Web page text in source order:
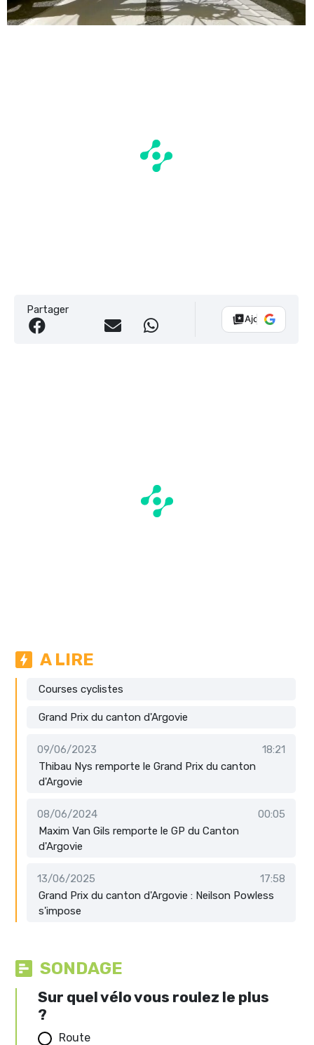
Partager
Ajouter Vélo
A LIRE
Courses cyclistes
Grand Prix du canton d'Argovie
09/06/2023
18:21
Thibau Nys remporte le Grand Prix du canton
d'Argovie
08/06/2024
00:05
Maxim Van Gils remporte le GP du Canton
d'Argovie
13/06/2025
17:58
Grand Prix du canton d'Argovie : Neilson Powless
s'impose
SONDAGE
Sur quel vélo vous roulez le plus
?
Route